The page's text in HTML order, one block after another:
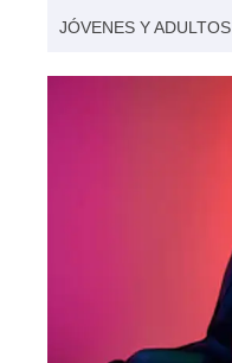
JÓVENES Y ADULTOS